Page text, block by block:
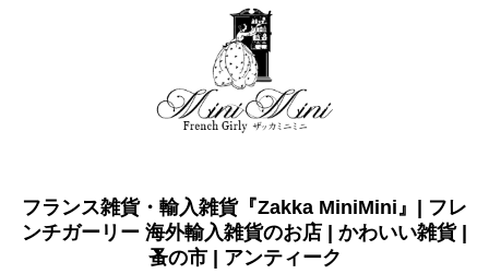
フランス雑貨・輸入雑貨『Zakka MiniMini』| フレ
ンチガーリー 海外輸入雑貨のお店 | かわいい雑貨 |
蚤の市 | アンティーク